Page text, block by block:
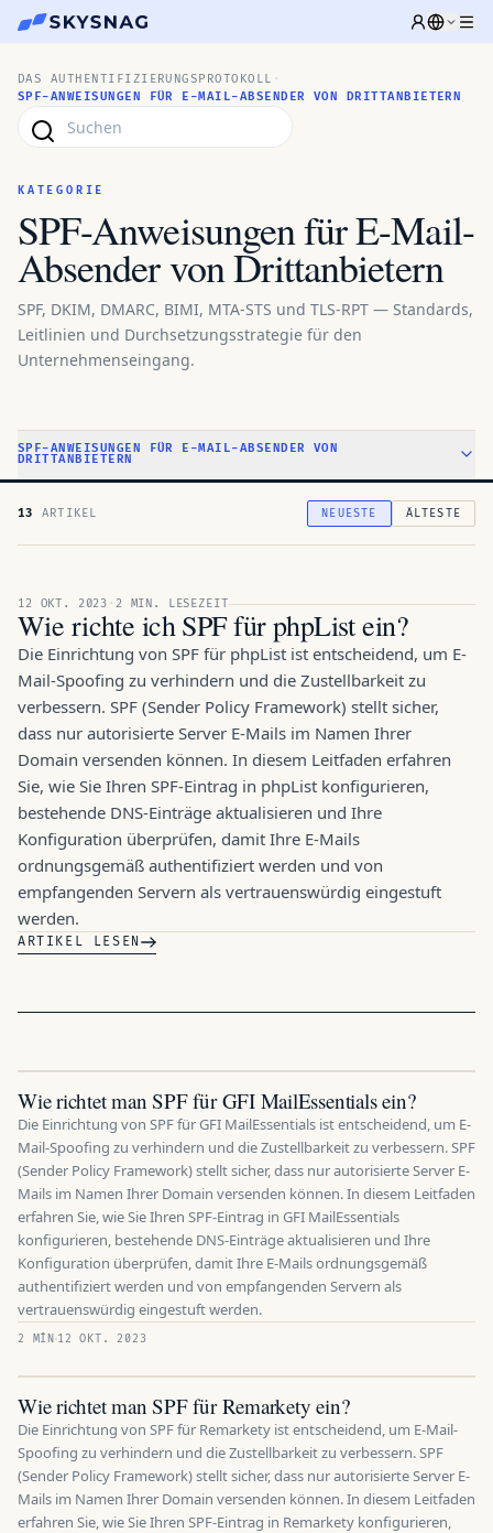
DAS AUTHENTIFIZIERUNGSPROTOKOLL ·
SPF-ANWEISUNGEN FÜR E-MAIL-ABSENDER VON DRITTANBIETERN
KATEGORIE
SPF-Anweisungen für E-Mail-
Absender von Drittanbietern
SPF, DKIM, DMARC, BIMI, MTA-STS und TLS-RPT — Standards,
Leitlinien und Durchsetzungsstrategie für den
Unternehmenseingang.
SPF-ANWEISUNGEN FÜR E-MAIL-ABSENDER VON
DRITTANBIETERN
13 ARTIKEL NEUESTE ÄLTESTE
12 OKT. 2023 · 2 MIN. LESEZEIT
Wie richte ich SPF für phpList ein?
Die Einrichtung von SPF für phpList ist entscheidend, um E-
Mail-Spoofing zu verhindern und die Zustellbarkeit zu
verbessern. SPF (Sender Policy Framework) stellt sicher,
dass nur autorisierte Server E-Mails im Namen Ihrer
Domain versenden können. In diesem Leitfaden erfahren
Sie, wie Sie Ihren SPF-Eintrag in phpList konfigurieren,
bestehende DNS-Einträge aktualisieren und Ihre
Konfiguration überprüfen, damit Ihre E-Mails
ordnungsgemäß authentifiziert werden und von
empfangenden Servern als vertrauenswürdig eingestuft
werden.
ARTIKEL LESEN
Wie richtet man SPF für GFI MailEssentials ein?
Die Einrichtung von SPF für GFI MailEssentials ist entscheidend, um E-
Mail-Spoofing zu verhindern und die Zustellbarkeit zu verbessern. SPF
(Sender Policy Framework) stellt sicher, dass nur autorisierte Server E-
Mails im Namen Ihrer Domain versenden können. In diesem Leitfaden
erfahren Sie, wie Sie Ihren SPF-Eintrag in GFI MailEssentials
konfigurieren, bestehende DNS-Einträge aktualisieren und Ihre
Konfiguration überprüfen, damit Ihre E-Mails ordnungsgemäß
authentifiziert werden und von empfangenden Servern als
vertrauenswürdig eingestuft werden.
2 MÍN 12 OKT. 2023
Wie richtet man SPF für Remarkety ein?
Die Einrichtung von SPF für Remarkety ist entscheidend, um E-Mail-
Spoofing zu verhindern und die Zustellbarkeit zu verbessern. SPF
(Sender Policy Framework) stellt sicher, dass nur autorisierte Server E-
Mails im Namen Ihrer Domain versenden können. In diesem Leitfaden
erfahren Sie, wie Sie Ihren SPF-Eintrag in Remarkety konfigurieren,